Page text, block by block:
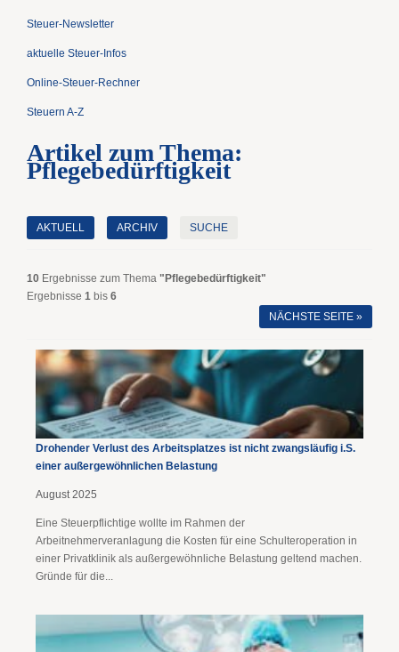
Steuer-Newsletter
aktuelle Steuer-Infos
Online-Steuer-Rechner
Steuern A-Z
Artikel zum Thema:
Pflegebedürftigkeit
AKTUELL ARCHIV SUCHE
10 Ergebnisse zum Thema "Pflegebedürftigkeit"
Ergebnisse 1 bis 6
NÄCHSTE SEITE »
Drohender Verlust des Arbeitsplatzes ist nicht zwangsläufig i.S.
einer außergewöhnlichen Belastung
August 2025
Eine Steuerpflichtige wollte im Rahmen der
Arbeitnehmerveranlagung die Kosten für eine Schulteroperation in
einer Privatklinik als außergewöhnliche Belastung geltend machen.
Gründe für die...